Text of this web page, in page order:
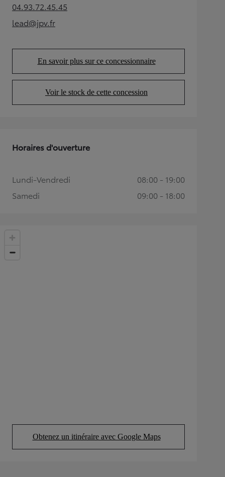
04.93.72.45.45(Opens in new tab)
lead@jpv.fr(Opens in new tab)
En savoir plus sur ce concessionnaire
(Opens in new tab)
Voir le stock de cette concession
(Opens in new tab)
Obtenez un itinéraire avec Google Maps
(Opens in new tab)
Horaires d'ouverture
Lundi-Vendredi
08:00 - 19:00
Samedi
09:00 - 18:00